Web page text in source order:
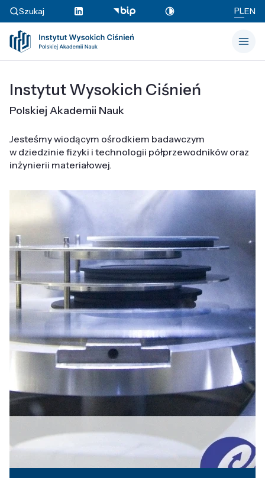
Szukaj PLEN
Instytut Wysokich Ciśnień
Polskiej Akademii Nauk
Jesteśmy wiodącym ośrodkiem badawczym
w dziedzinie fizyki i technologii półprzewodników oraz
inżynierii materiałowej.